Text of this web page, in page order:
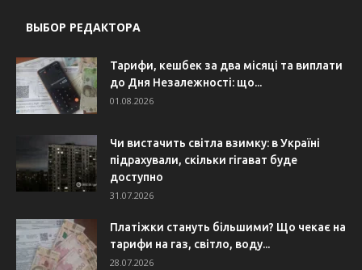
ВЫБОР РЕДАКТОРА
Тарифи, кешбек за два місяці та виплати
до Дня Незалежності: що...
01.08.2026
Чи вистачить світла взимку: в Україні
підрахували, скільки гігават буде
доступно
31.07.2026
Платіжки стануть більшими? Що чекає на
тарифи на газ, світло, воду...
28.07.2026